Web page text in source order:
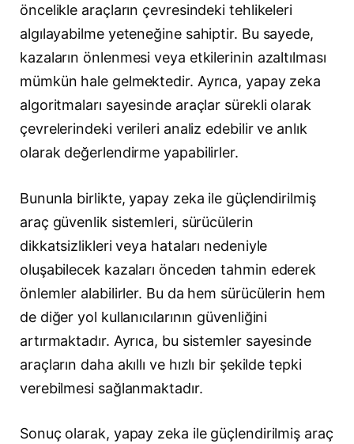
öncelikle araçların çevresindeki tehlikeleri
algılayabilme yeteneğine sahiptir. Bu sayede,
kazaların önlenmesi veya etkilerinin azaltılması
mümkün hale gelmektedir. Ayrıca, yapay zeka
algoritmaları sayesinde araçlar sürekli olarak
çevrelerindeki verileri analiz edebilir ve anlık
olarak değerlendirme yapabilirler.
Bununla birlikte, yapay zeka ile güçlendirilmiş
araç güvenlik sistemleri, sürücülerin
dikkatsizlikleri veya hataları nedeniyle
oluşabilecek kazaları önceden tahmin ederek
önlemler alabilirler. Bu da hem sürücülerin hem
de diğer yol kullanıcılarının güvenliğini
artırmaktadır. Ayrıca, bu sistemler sayesinde
araçların daha akıllı ve hızlı bir şekilde tepki
verebilmesi sağlanmaktadır.
Sonuç olarak, yapay zeka ile güçlendirilmiş araç